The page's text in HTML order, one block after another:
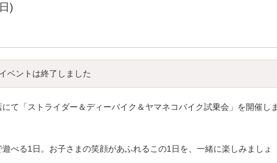
)
ベントは終了しました
て「ストライダー＆ディーバイク＆ヤマネコバイク試乗会」を開催し
べる1日。お子さまの笑顔があふれるこの1日を、一緒に楽しみましょ